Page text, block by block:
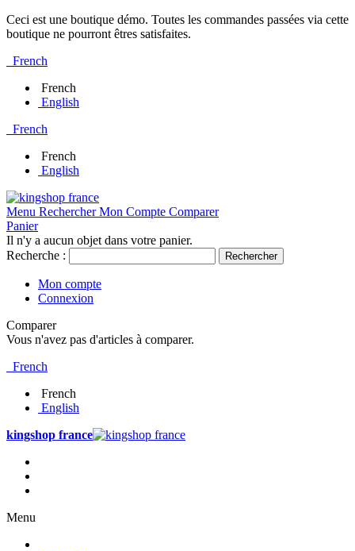
Ceci est une boutique démo. Toutes les commandes passées via cette
boutique ne pourront êtres satisfaites.
French
French
English
French
French
English
Menu Rechercher Mon Compte Comparer
Panier
Il n'y a aucun objet dans votre panier.
Recherche :
Rechercher
Mon compte
Connexion
Comparer
Vous n'avez pas d'articles à comparer.
French
French
English
kingshop france
Menu